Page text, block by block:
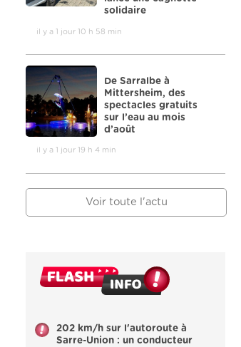
solidaire
il y a 1 jour 10 h 58 min
De Sarralbe à
Mittersheim, des
spectacles gratuits
sur l’eau au mois
d’août
il y a 1 jour 19 h 4 min
Voir toute l'actu
202 km/h sur l'autoroute à
Sarre-Union : un conducteur